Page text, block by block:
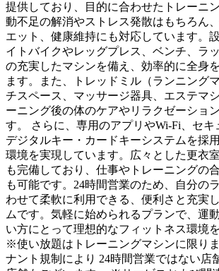
提供しており、目的に合わせたトレーニ
動不足の解消やストレス発散はもちろん
エット、健康維持にも対応しています。
イトバイクやレッグプレス、ベンチ、ラ
の充実したマシンを備え、効率的に全身
ます。また、トレッドミル（ランニング
チスペース、マッサージ器具、エステマ
ーニング後の体のケアやリラクゼーショ
す。 さらに、専用のアプリやWi-Fi、セ
デジタルキー・カードキーシステムを採
環境を実現しています。広々とした更衣
も完備しており、仕事やトレーニングの
も可能です。24時間営業のため、自分の
わせて柔軟に利用できる、便利さと充実
ムです。気軽に始められるプランで、運
い方にとって理想的なフィットネス環境
※使い放題はトレーニングマシンに限り
ナント規制により 24時間営業ではない店